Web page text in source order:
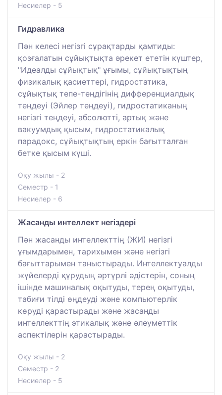
Несиелер - 5
Гидравлика
Пән келесі негізгі сұрақтарды қамтиды:
қозғалатын сұйықтықта әрекет ететін күштер,
"Идеалды сұйықтық" ұғымы, сұйықтықтың
физикалық қасиеттері, гидростатика,
сұйықтық тепе-теңдігінің дифференциалдық
теңдеуі (Эйлер теңдеуі), гидростатиканың
негізгі теңдеуі, абсолютті, артық және
вакуумдық қысым, гидростатикалық
парадокс, сұйықтықтың еркін бағытталған
бетке қысым күші.
Оқу жылы - 2
Семестр - 1
Несиелер - 6
Жасанды интеллект негіздері
Пән жасанды интеллекттің (ЖИ) негізгі
ұғымдарымен, тарихымен және негізгі
бағыттарымен таныстырады. Интеллектуалды
жүйелерді құрудың әртүрлі әдістерін, соның
ішінде машиналық оқытуды, терең оқытуды,
табиғи тілді өңдеуді және компьютерлік
көруді қарастырады және жасанды
интеллекттің этикалық және әлеуметтік
аспектілерін қарастырады.
Оқу жылы - 2
Семестр - 2
Несиелер - 5